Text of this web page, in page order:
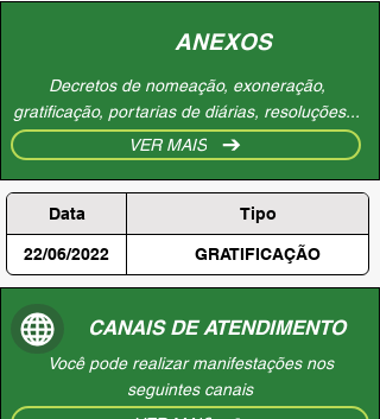
ANEXOS
Decretos de nomeação, exoneração,
gratificação, portarias de diárias, resoluções...
VER MAIS
Data Tipo
22/06/2022 GRATIFICAÇÃO
CANAIS DE ATENDIMENTO
Você pode realizar manifestações nos
seguintes canais